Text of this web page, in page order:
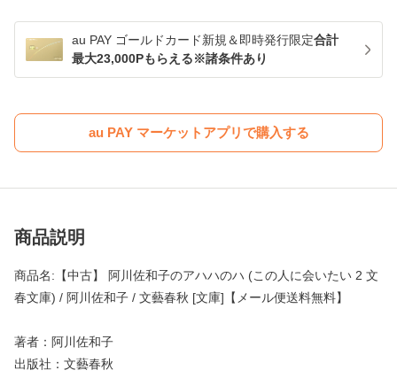
au PAY ゴールドカード新規＆即時発行限定合計
最大23,000Pもらえる※諸条件あり
au PAY マーケットアプリで購入する
商品説明
商品名:【中古】 阿川佐和子のアハハのハ (この人に会いたい 2 文
春文庫) / 阿川佐和子 / 文藝春秋 [文庫]【メール便送料無料】
著者：阿川佐和子
出版社：文藝春秋